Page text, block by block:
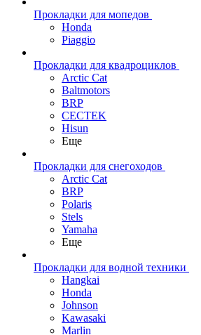
Прокладки для мопедов
Honda
Piaggio
Прокладки для квадроциклов
Arctic Cat
Baltmotors
BRP
CECTEK
Hisun
Еще
Прокладки для снегоходов
Arctic Cat
BRP
Polaris
Stels
Yamaha
Еще
Прокладки для водной техники
Hangkai
Honda
Johnson
Kawasaki
Marlin